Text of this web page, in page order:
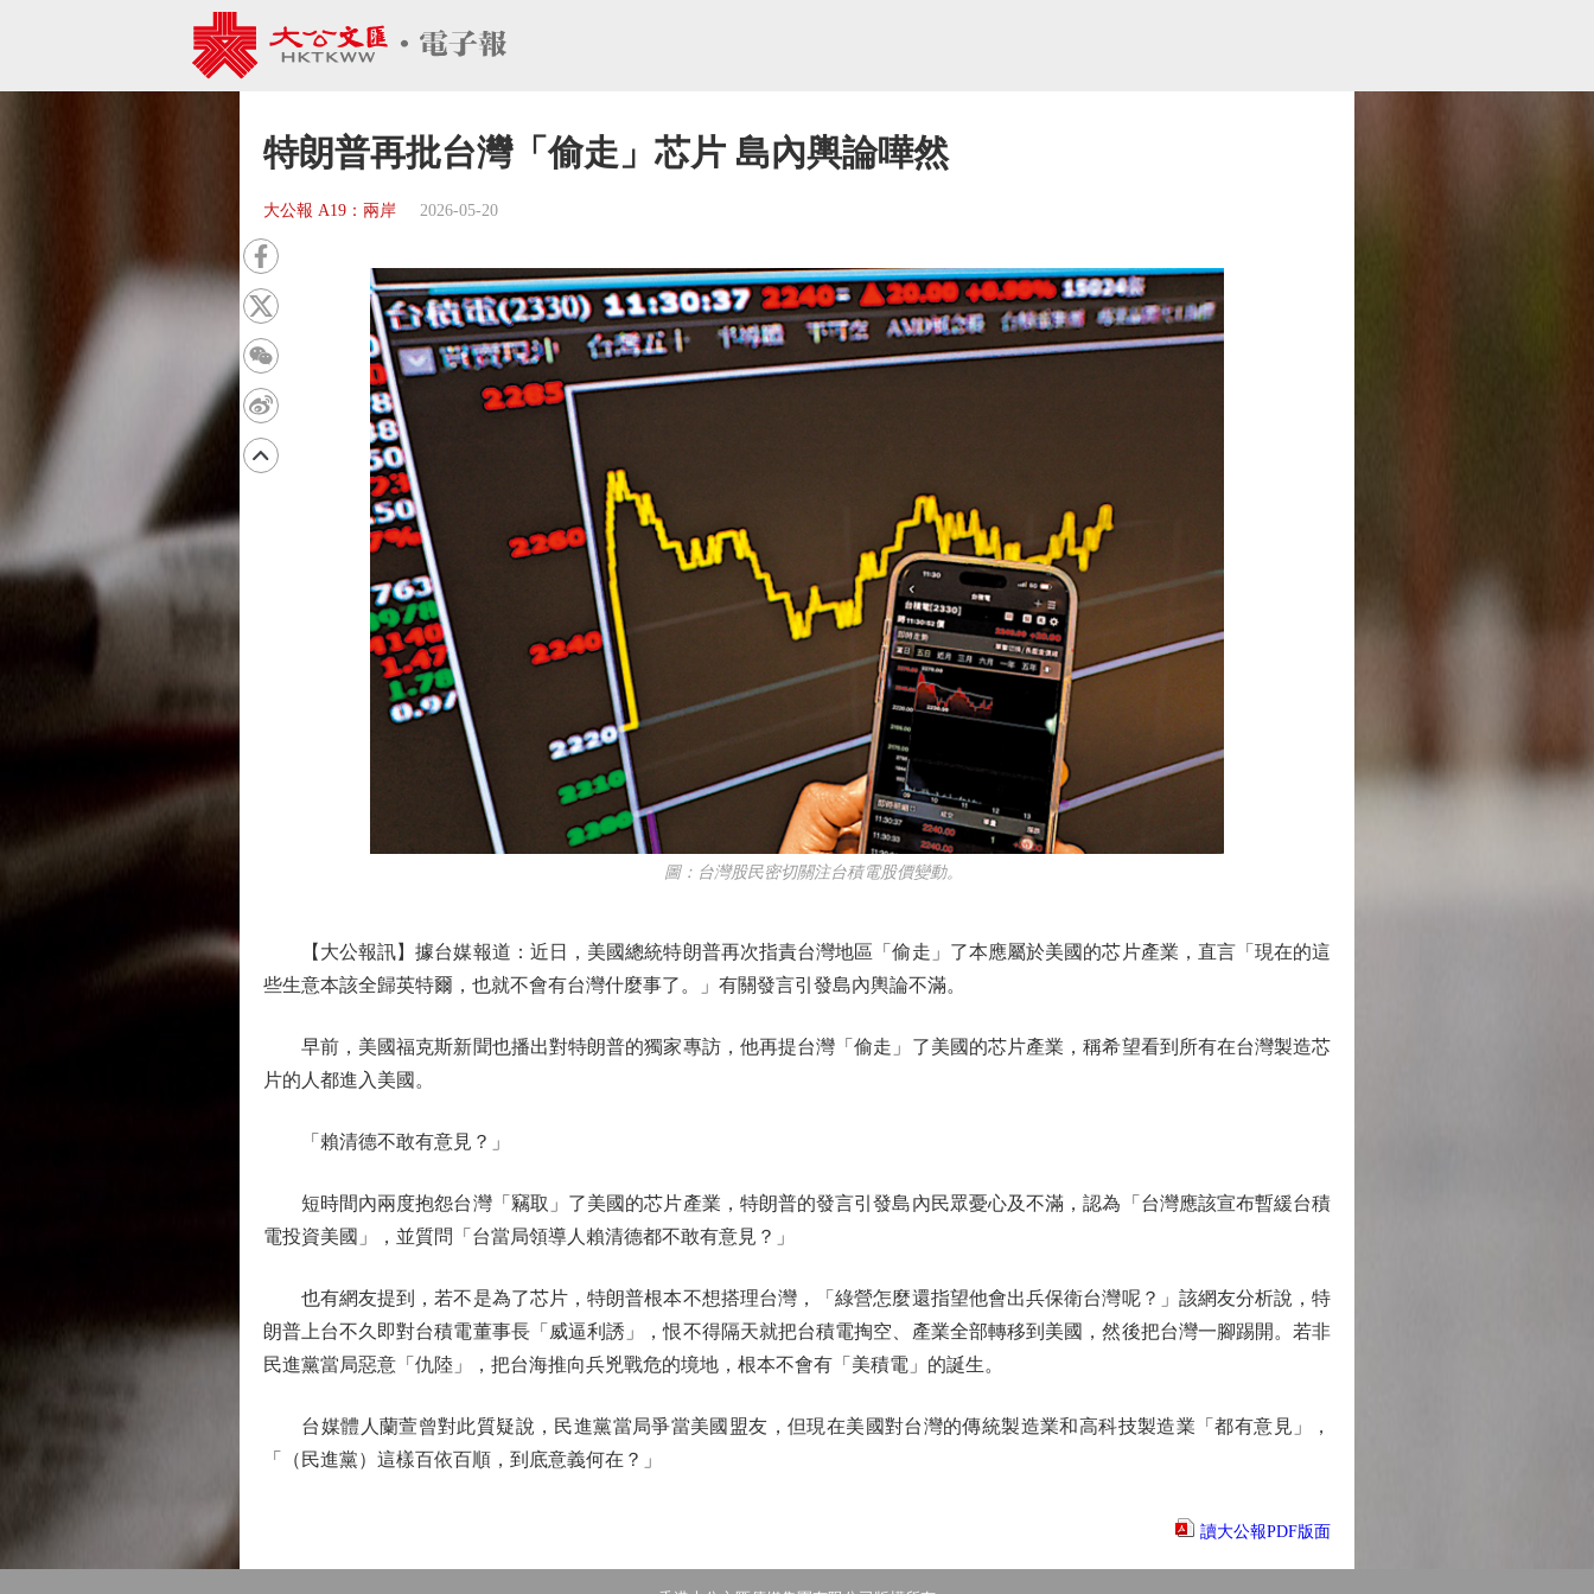
特朗普再批台灣「偷走」芯片 島內輿論嘩然
大公報 A19：兩岸 2026-05-20
圖：台灣股民密切關注台積電股價變動。
【大公報訊】據台媒報道：近日，美國總統特朗普再次指責台灣地區「偷走」了本應屬於美國的芯片產業，直言「現在的這
些生意本該全歸英特爾，也就不會有台灣什麼事了。」有關發言引發島內輿論不滿。
早前，美國福克斯新聞也播出對特朗普的獨家專訪，他再提台灣「偷走」了美國的芯片產業，稱希望看到所有在台灣製造芯
片的人都進入美國。
「賴清德不敢有意見？」
短時間內兩度抱怨台灣「竊取」了美國的芯片產業，特朗普的發言引發島內民眾憂心及不滿，認為「台灣應該宣布暫緩台積
電投資美國」，並質問「台當局領導人賴清德都不敢有意見？」
也有網友提到，若不是為了芯片，特朗普根本不想搭理台灣，「綠營怎麼還指望他會出兵保衛台灣呢？」該網友分析說，特
朗普上台不久即對台積電董事長「威逼利誘」，恨不得隔天就把台積電掏空、產業全部轉移到美國，然後把台灣一腳踢開。若非
民進黨當局惡意「仇陸」，把台海推向兵兇戰危的境地，根本不會有「美積電」的誕生。
台媒體人蘭萱曾對此質疑說，民進黨當局爭當美國盟友，但現在美國對台灣的傳統製造業和高科技製造業「都有意見」，
「（民進黨）這樣百依百順，到底意義何在？」
讀大公報PDF版面